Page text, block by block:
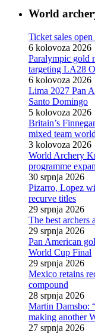
World
Ticket sales
6 kolovoza 2026
Paralympic gold
targeting LA28
6 kolovoza 2026
Lima 2027 Pan
Santo Domingo
5 kolovoza 2026
Britain’s
mixed team
3 kolovoza 2026
World Archery
programme
30 srpnja 2026
Pizarro, Lopez
recurve titles
29 srpnja 2026
The best archers
29 srpnja 2026
Pan American
World Cup Final
29 srpnja 2026
Mexico retains
compound
28 srpnja 2026
Martin Damsbo:
making another
27 srpnja 2026